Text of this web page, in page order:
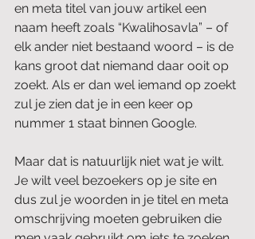
en meta titel van jouw artikel een
naam heeft zoals “Kwalihosavla” – of
elk ander niet bestaand woord – is de
kans groot dat niemand daar ooit op
zoekt. Als er dan wel iemand op zoekt
zul je zien dat je in een keer op
nummer 1 staat binnen Google.
Maar dat is natuurlijk niet wat je wilt.
Je wilt veel bezoekers op je site en
dus zul je woorden in je titel en meta
omschrijving moeten gebruiken die